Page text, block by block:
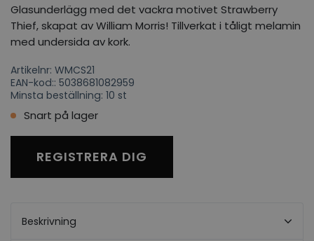
Glasunderlägg med det vackra motivet Strawberry
Thief, skapat av William Morris! Tillverkat i tåligt melamin
med undersida av kork.
Artikelnr: WMCS21
EAN-kod:: 5038681082959
Minsta beställning: 10 st
Snart på lager
REGISTRERA DIG
Beskrivning